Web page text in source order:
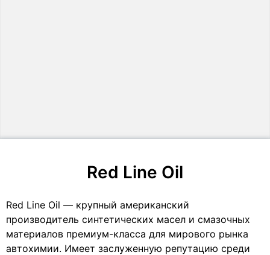
Red Line Oil
Red Line Oil — крупный американский
производитель синтетических масел и смазочных
материалов премиум-класса для мирового рынка
автохимии. Имеет заслуженную репутацию среди